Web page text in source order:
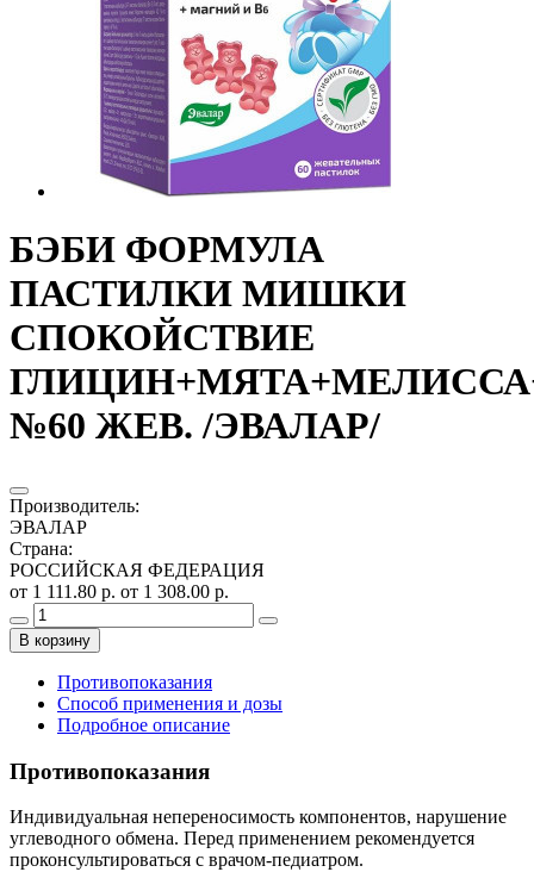
БЭБИ ФОРМУЛА
ПАСТИЛКИ МИШКИ
СПОКОЙСТВИЕ
№60 ЖЕВ. /ЭВАЛАР/
Производитель:
ЭВАЛАР
Страна:
РОССИЙСКАЯ ФЕДЕРАЦИЯ
от 1 111.80 р. от 1 308.00 р.
В корзину
Противопоказания
Способ применения и дозы
Подробное описание
Противопоказания
Индивидуальная непереносимость компонентов, нарушение
углеводного обмена. Перед применением рекомендуется
проконсультироваться с врачом-педиатром.